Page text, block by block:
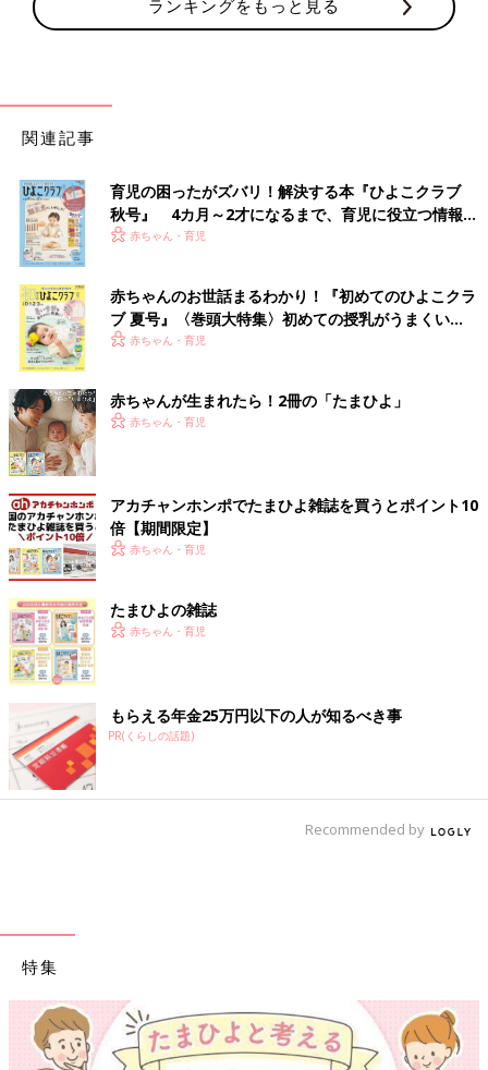
ランキングをもっと見る
関連記事
育児の困ったがズバリ！解決する本『ひよこクラブ
秋号』 4カ月～2才になるまで、育児に役立つ情報が
いっぱい！
赤ちゃん・育児
赤ちゃんのお世話まるわかり！『初めてのひよこクラ
ブ 夏号』〈巻頭大特集〉初めての授乳がうまくい
く！ おっぱい・ミルクの基本と夏のトラブル 解決テ
赤ちゃん・育児
赤ちゃんが生まれたら！2冊の「たまひよ」
赤ちゃん・育児
アカチャンホンポでたまひよ雑誌を買うとポイント10
倍【期間限定】
赤ちゃん・育児
たまひよの雑誌
赤ちゃん・育児
もらえる年金25万円以下の人が知るべき事
PR(くらしの話題)
Recommended by
特集